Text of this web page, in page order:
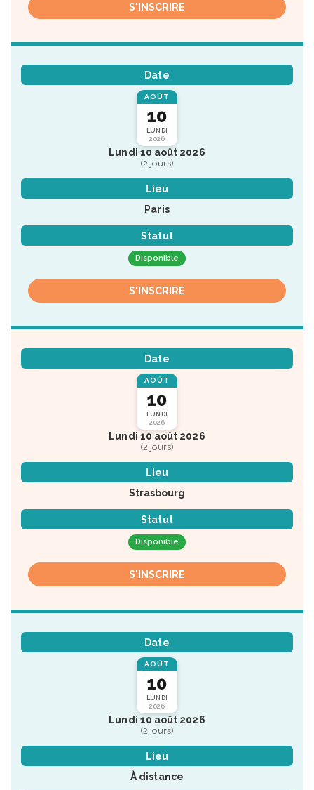
S'INSCRIRE
Date
AOÛT
10
LUNDI
2026
Lundi 10 août 2026
(2 jours)
Lieu
Paris
Statut
Disponible
S'INSCRIRE
Date
AOÛT
10
LUNDI
2026
Lundi 10 août 2026
(2 jours)
Lieu
Strasbourg
Statut
Disponible
S'INSCRIRE
Date
AOÛT
10
LUNDI
2026
Lundi 10 août 2026
(2 jours)
Lieu
À distance